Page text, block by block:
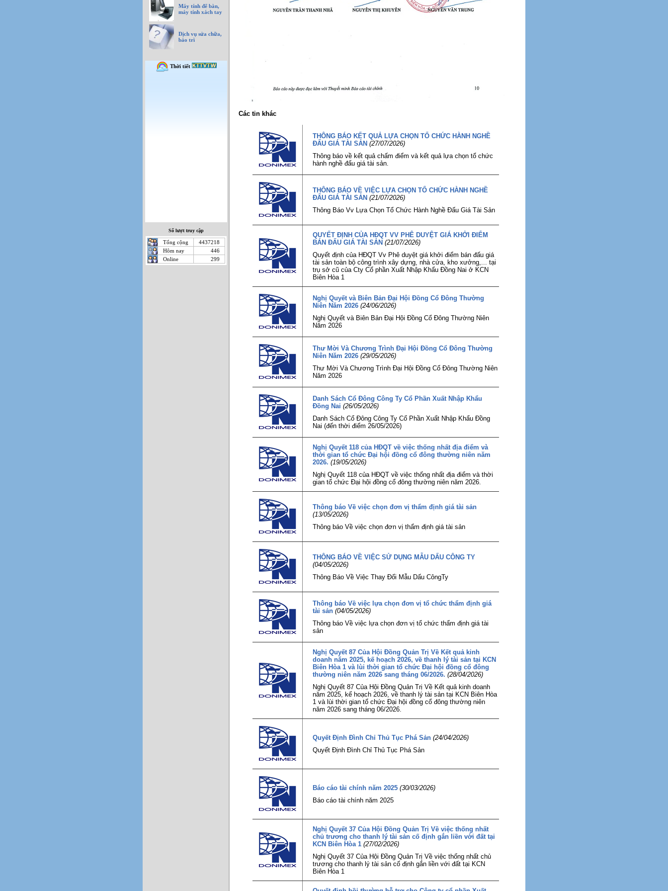
Máy tính để bàn,
máy tính xách tay
Dịch vụ sửa chữa,
bảo trì
Số lượt truy cập
Tổng cộng
4437218
Hôm nay
446
Online
299
Các tin khác
THÔNG BÁO KẾT QUẢ LỰA CHỌN TỔ CHỨC HÀNH NGHỀ
ĐẤU GIÁ TÀI SẢN (27/07/2026)
Thông báo về kết quả chấm điểm và kết quả lựa chọn tổ chức
hành nghề đấu giá tài sản.
THÔNG BÁO VỀ VIỆC LỰA CHỌN TỔ CHỨC HÀNH NGHỀ
ĐẤU GIÁ TÀI SẢN (21/07/2026)
Thông Báo Vv Lựa Chọn Tổ Chức Hành Nghề Đấu Giá Tài Sản
QUYẾT ĐỊNH CỦA HĐQT VV PHÊ DUYỆT GIÁ KHỞI ĐIỂM
BÁN ĐẤU GIÁ TÀI SẢN (21/07/2026)
Quyết định của HĐQT Vv Phê duyệt giá khởi điểm bán đấu giá
tài sản toàn bộ công trình xây dựng, nhà cửa, kho xưởng,... tại
trụ sở cũ của Cty Cổ phần Xuất Nhập Khẩu Đồng Nai ở KCN
Biên Hòa 1
Nghị Quyết và Biên Bản Đại Hội Đồng Cổ Đông Thường
Niên Năm 2026 (24/06/2026)
Nghị Quyết và Biên Bản Đại Hội Đồng Cổ Đông Thường Niên
Năm 2026
Thư Mời Và Chương Trình Đại Hội Đồng Cổ Đông Thường
Niên Năm 2026 (29/05/2026)
Thư Mời Và Chương Trình Đại Hội Đồng Cổ Đông Thường Niên
Năm 2026
Danh Sách Cổ Đông Công Ty Cổ Phần Xuất Nhập Khẩu
Đồng Nai (26/05/2026)
Danh Sách Cổ Đông Công Ty Cổ Phần Xuất Nhập Khẩu Đồng
Nai (đến thời điểm 26/05/2026)
Nghị Quyết 118 của HĐQT về việc thống nhất địa điểm và
thời gian tổ chức Đại hội đồng cổ đông thường niên năm
2026. (19/05/2026)
Nghị Quyết 118 của HĐQT về việc thống nhất địa điểm và thời
gian tổ chức Đại hội đồng cổ đông thường niên năm 2026.
Thông báo Về việc chọn đơn vị thẩm định giá tài sản
(13/05/2026)
Thông báo Về việc chọn đơn vị thẩm định giá tài sản
THÔNG BÁO VỀ VIỆC SỬ DỤNG MẪU DẤU CÔNG TY
(04/05/2026)
Thông Báo Về Việc Thay Đổi Mẫu Dấu CôngTy
Thông báo Về việc lựa chọn đơn vị tổ chức thẩm định giá
tài sản (04/05/2026)
Thông báo Về việc lựa chọn đơn vị tổ chức thẩm định giá tài
sản
Nghị Quyết 87 Của Hội Đồng Quản Trị Về Kết quả kinh
doanh năm 2025, kế hoạch 2026, về thanh lý tài sản tại KCN
Biên Hòa 1 và lùi thời gian tổ chức Đại hội đồng cổ đông
thường niên năm 2026 sang tháng 06/2026. (28/04/2026)
Nghị Quyết 87 Của Hội Đồng Quản Trị Về Kết quả kinh doanh
năm 2025, kế hoạch 2026, về thanh lý tài sản tại KCN Biên Hòa
1 và lùi thời gian tổ chức Đại hội đồng cổ đông thường niên
năm 2026 sang tháng 06/2026.
Quyết Định Đình Chỉ Thủ Tục Phá Sản (24/04/2026)
Quyết Định Đình Chỉ Thủ Tục Phá Sản
Báo cáo tài chính năm 2025 (30/03/2026)
Báo cáo tài chính năm 2025
Nghị Quyết 37 Của Hội Đồng Quản Trị Về việc thống nhất
chủ trương cho thanh lý tài sản cố định gắn liền với đất tại
KCN Biên Hòa 1 (27/02/2026)
Nghị Quyết 37 Của Hội Đồng Quản Trị Về việc thống nhất chủ
trương cho thanh lý tài sản cố định gắn liền với đất tại KCN
Biên Hòa 1